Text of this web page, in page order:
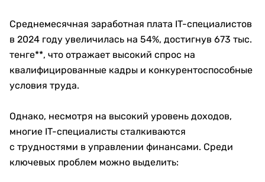
Среднемесячная заработная плата IT-специалистов
в 2024 году увеличилась на 54%, достигнув 673 тыс.
тенге**, что отражает высокий спрос на
квалифицированные кадры и конкурентоспособные
условия труда.
Однако, несмотря на высокий уровень доходов,
многие IT-специалисты сталкиваются
с трудностями в управлении финансами. Среди
ключевых проблем можно выделить: